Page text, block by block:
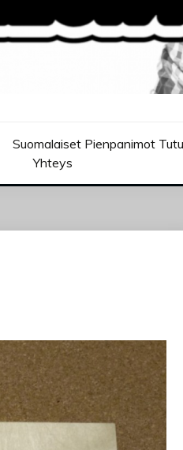
Suomalaiset Pienpanimot
Yhteys